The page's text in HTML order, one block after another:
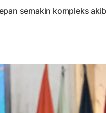
semakin kompleks